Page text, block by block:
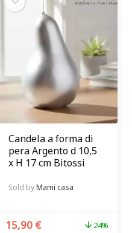
Candela a forma di
pera Argento d 10,5
x H 17 cm Bitossi
Sold byMami casa
15,90 € 24%